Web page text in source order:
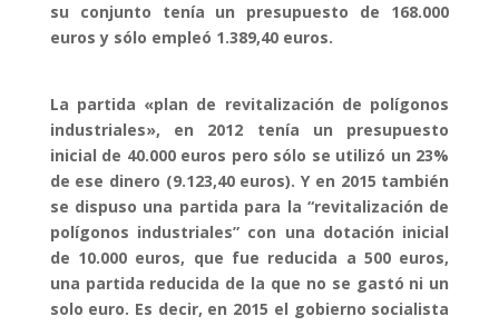
su conjunto tenía un presupuesto de 168.000
euros y sólo empleó 1.389,40 euros.
La partida «plan de revitalización de polígonos
industriales», en 2012 tenía un presupuesto
inicial de 40.000 euros pero sólo se utilizó un 23%
de ese dinero (9.123,40 euros). Y en 2015 también
se dispuso una partida para la “revitalización de
polígonos industriales” con una dotación inicial
de 10.000 euros, que fue reducida a 500 euros,
una partida reducida de la que no se gastó ni un
solo euro. Es decir, en 2015 el gobierno socialista